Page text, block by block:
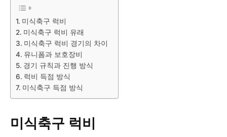
미식축구 럭비
미식축구 럭비 유래
미식축구 럭비 경기의 차이
유니폼과 보호장비
경기 규칙과 진행 방식
럭비 득점 방식
미식축구 득점 방식
미식축구 럭비